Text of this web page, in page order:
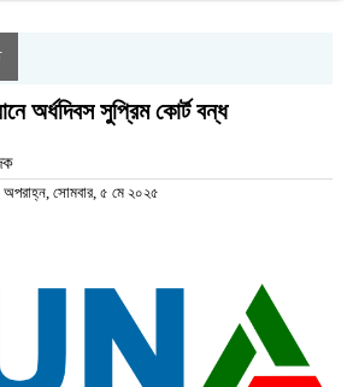
অর্ধদিবস সুপ্রিম কোর্ট বন্ধ
সোমবার, ৫ মে ২০২৫